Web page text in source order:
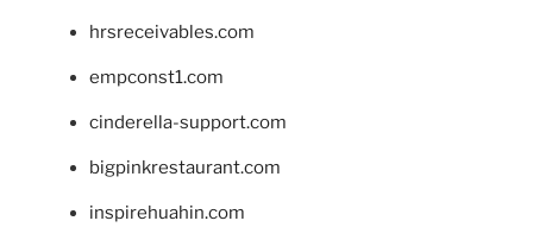
hrsreceivables.com
empconst1.com
cinderella-support.com
bigpinkrestaurant.com
inspirehuahin.com